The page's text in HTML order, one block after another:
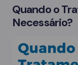
Quando o
Necessário?